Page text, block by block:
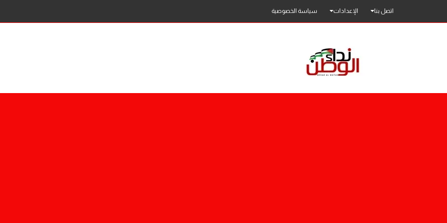
اتصل بنا الإعدادات سياسة الخصوصية